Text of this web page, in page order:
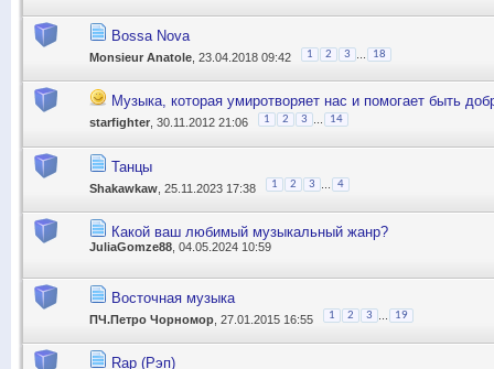
Bossa Nova
Monsieur Anatole , 23.04.2018 09:42 1 2 3 18
Музыка, которая умиротворяет нас и помогает быть
starfighter , 30.11.2012 21:06 1 2 3 14
Танцы
Shakawkaw , 25.11.2023 17:38 1 2 3 ... 4
Какой ваш любимый музыкальный жанр?
JuliaGomze88 , 04.05.2024 10:59
Восточная музыка
ПЧ.Петро Чорномор , 27.01.2015 16:55 1 2 3 ... 19
Rap (Рэп)